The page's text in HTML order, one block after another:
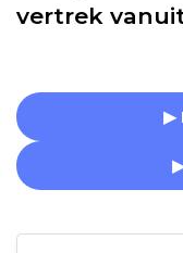
vertrek
▶